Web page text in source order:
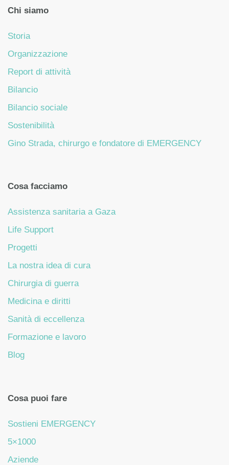
Chi siamo
Storia
Organizzazione
Report di attività
Bilancio
Bilancio sociale
Sostenibilità
Gino Strada, chirurgo e fondatore di EMERGENCY
Cosa facciamo
Assistenza sanitaria a Gaza
Life Support
Progetti
La nostra idea di cura
Chirurgia di guerra
Medicina e diritti
Sanità di eccellenza
Formazione e lavoro
Blog
Cosa puoi fare
Sostieni EMERGENCY
5×1000
Aziende